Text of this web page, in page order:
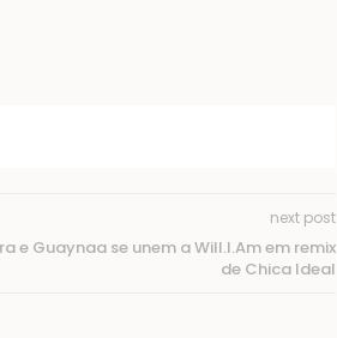
next post
e Guaynaa se unem a Will.I.Am em remix
de Chica Ideal